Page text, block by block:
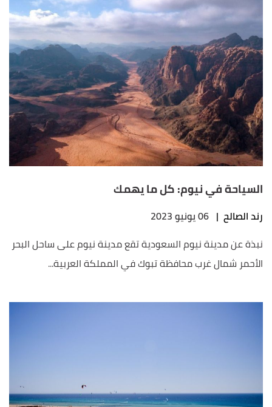
السياحة في نيوم: كل ما يهمك
رند الصالح | 06 يونيو 2023
نبذة عن مدينة نيوم السعودية تقع مدينة نيوم على ساحل البحر
الأحمر شمال غرب محافظة تبوك في المملكة العربية...